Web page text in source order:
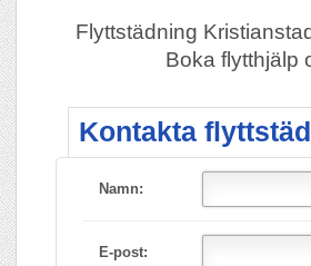
Flyttstädning
Boka flytthjälp
Kontakta
Namn:
E-post: